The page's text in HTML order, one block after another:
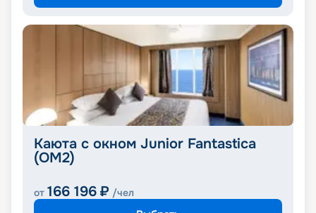
Каюта с окном Junior Fantastica
(OM2)
от 166 196 ₽ /чел